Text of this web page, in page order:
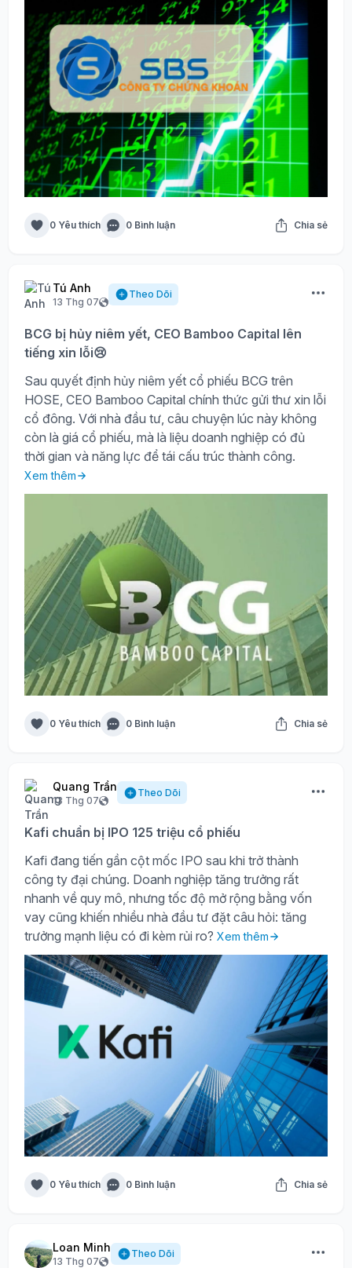
0 Yêu thích 0 Bình luận Chia sẻ
Tú Anh
13 Thg 07
Theo Dõi
BCG bị hủy niêm yết, CEO Bamboo Capital lên
tiếng xin lỗi😢
Sau quyết định hủy niêm yết cổ phiếu BCG trên
HOSE, CEO Bamboo Capital chính thức gửi thư xin lỗi
cổ đông. Với nhà đầu tư, câu chuyện lúc này không
còn là giá cổ phiếu, mà là liệu doanh nghiệp có đủ
thời gian và năng lực để tái cấu trúc thành công.
Xem thêm
0 Yêu thích 0 Bình luận Chia sẻ
Quang Trần
13 Thg 07
Theo Dõi
Kafi chuẩn bị IPO 125 triệu cổ phiếu
Kafi đang tiến gần cột mốc IPO sau khi trở thành
công ty đại chúng. Doanh nghiệp tăng trưởng rất
nhanh về quy mô, nhưng tốc độ mở rộng bằng vốn
vay cũng khiến nhiều nhà đầu tư đặt câu hỏi: tăng
trưởng mạnh liệu có đi kèm rủi ro? Xem thêm
0 Yêu thích 0 Bình luận Chia sẻ
Loan Minh
13 Thg 07
Theo Dõi